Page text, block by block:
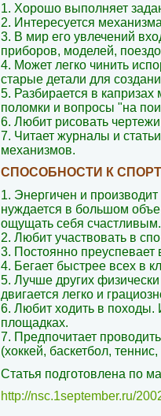
1. Хорошо выполняет
2. Интересуется
3. В мир его увлечений
приборов, моделей,
4. Может легко чинить
старые детали для
5. Разбирается в
поломки и вопросы "на
6. Любит рисовать
7. Читает журналы и
механизмов.
СПОСОБНОСТИ К
1. Энергичен и
нуждается в большом
ощущать себя счастливым.
2. Любит участвовать в
3. Постоянно преуспевает
4. Бегает быстрее всех в
5. Лучше других
двигается легко и
6. Любит ходить в походы.
площадках.
7. Предпочитает
(хоккей, баскетбол,
Статья подготовлена по
http://nsc.1september.ru/